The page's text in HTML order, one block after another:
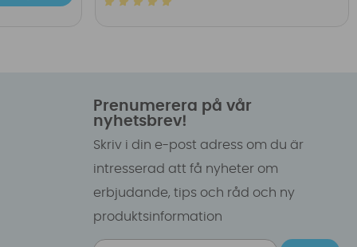
Prenumerera på vår
nyhetsbrev!
Skriv i din e-post adress om du är
intresserad att få nyheter om
erbjudande, tips och råd och ny
produktsinformation